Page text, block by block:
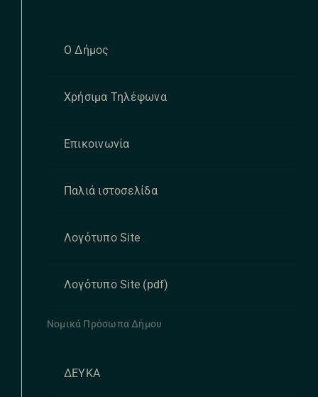
Ο Δήμος
Χρήσιμα Τηλέφωνα
Επικοινωνία
Παλιά ιστοσελίδα
Λογότυπο Site
Λογότυπο Site (pdf)
Νομικά Πρόσωπα Δήμου
ΔΕΥΚΑ